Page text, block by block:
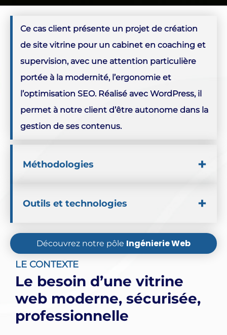
Ce cas client présente un projet de création
de site vitrine pour un cabinet en coaching et
supervision, avec une attention particulière
portée à la modernité, l’ergonomie et
l’optimisation SEO. Réalisé avec WordPress, il
permet à notre client d’être autonome dans la
gestion de ses contenus.
LE CONTEXTE
Le besoin d’une vitrine
web moderne, sécurisée,
professionnelle
Méthodologies
Outils et technologies
Découvrez notre pôle Ingénierie Web